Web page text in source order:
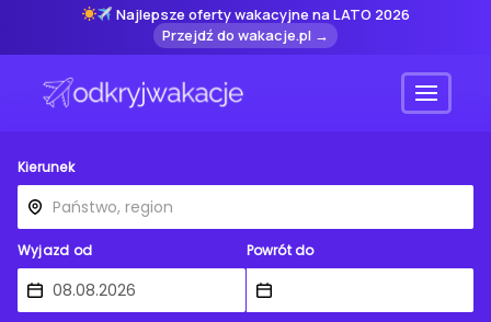
Najlepsze oferty wakacyjne na LATO 2026
Przejdź do wakacje.pl →
Menu
Kierunek
Wyjazd od Powrót do